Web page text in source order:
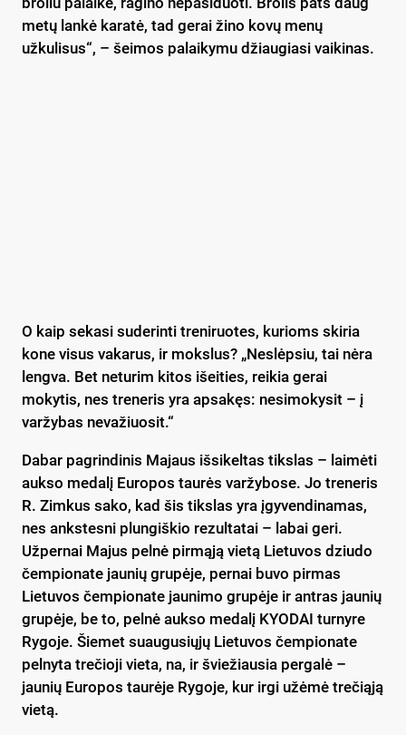
metų lankė karatė, tad gerai žino kovų menų
užkulisus“, – šeimos palaikymu džiaugiasi vaikinas.
O kaip sekasi suderinti treniruotes, kurioms skiria
kone visus vakarus, ir mokslus? „Neslėpsiu, tai nėra
lengva. Bet neturim kitos išeities, reikia gerai
mokytis, nes treneris yra apsakęs: nesimokysit – į
varžybas nevažiuosit.“
Dabar pagrindinis Majaus išsikeltas tikslas – laimėti
aukso medalį Europos taurės varžybose. Jo treneris
R. Zimkus sako, kad šis tikslas yra įgyvendinamas,
nes ankstesni plungiškio rezultatai – labai geri.
Užpernai Majus pelnė pirmąją vietą Lietuvos dziudo
čempionate jaunių grupėje, pernai buvo pirmas
Lietuvos čempionate jaunimo grupėje ir antras jaunių
grupėje, be to, pelnė aukso medalį KYODAI turnyre
Rygoje. Šiemet suaugusiųjų Lietuvos čempionate
pelnyta trečioji vieta, na, ir šviežiausia pergalė –
jaunių Europos taurėje Rygoje, kur irgi užėmė trečiąją
vietą.